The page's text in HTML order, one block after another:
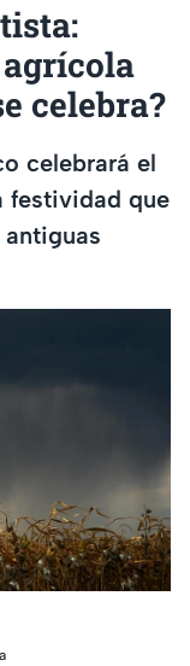
celebra?
celebrará el
festividad que